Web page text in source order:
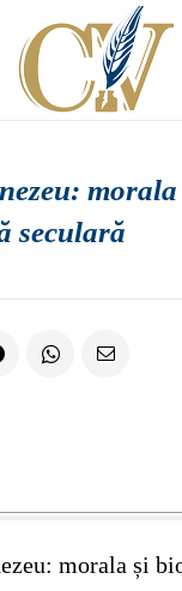
seculară
morala și